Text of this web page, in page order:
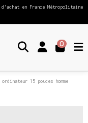
en France Métropolitaine
0
ordinateur 15 pouces homme